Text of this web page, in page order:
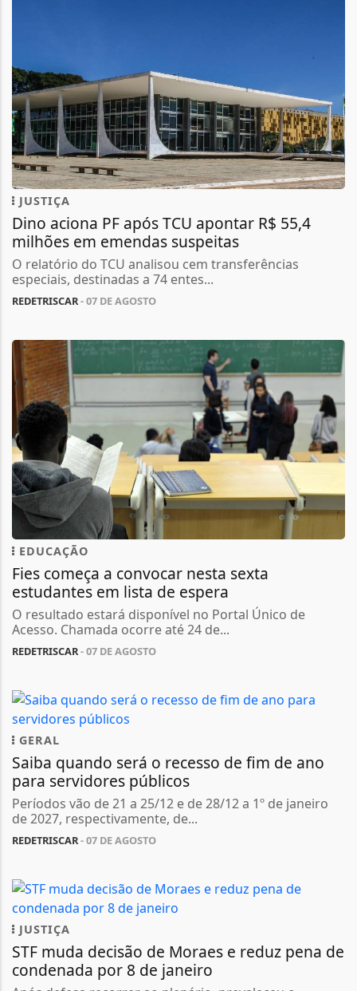
JUSTIÇA
Dino aciona PF após TCU apontar R$ 55,4
milhões em emendas suspeitas
O relatório do TCU analisou cem transferências
especiais, destinadas a 74 entes...
REDETRISCAR- 07 DE AGOSTO
EDUCAÇÃO
Fies começa a convocar nesta sexta
estudantes em lista de espera
O resultado estará disponível no Portal Único de
Acesso. Chamada ocorre até 24 de...
REDETRISCAR- 07 DE AGOSTO
GERAL
Saiba quando será o recesso de fim de ano
para servidores públicos
Períodos vão de 21 a 25/12 e de 28/12 a 1º de janeiro
de 2027, respectivamente, de...
REDETRISCAR- 07 DE AGOSTO
JUSTIÇA
STF muda decisão de Moraes e reduz pena de
condenada por 8 de janeiro